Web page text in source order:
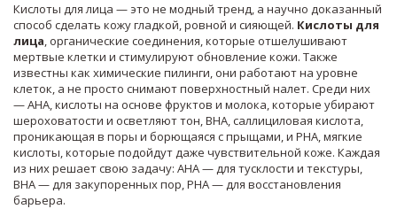
Кислоты для лица — это не модный тренд, а научно доказанный
способ сделать кожу гладкой, ровной и сияющей. Кислоты для
лица, органические соединения, которые отшелушивают
мертвые клетки и стимулируют обновление кожи. Также
известны как химические пилинги, они работают на уровне
клеток, а не просто снимают поверхностный налет. Среди них
—AHA,кислоты на основе фруктов и молока, которые убирают
шероховатости и осветляют тон,BHA,саллициловая кислота,
проникающая в поры и борющаяся с прыщами, и PHA,мягкие
кислоты, которые подойдут даже чувствительной коже. Каждая
из них решает свою задачу: AHA — для тусклости и текстуры,
BHA — для закупоренных пор, PHA — для восстановления
барьера.